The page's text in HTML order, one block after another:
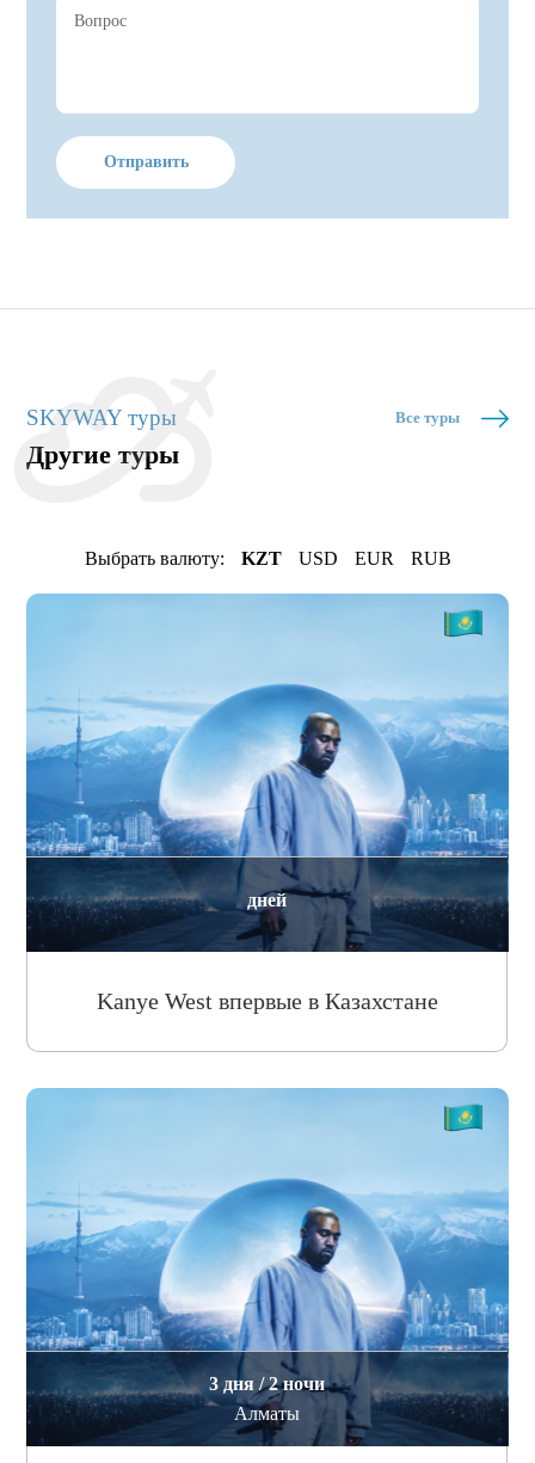
Отправить
SKYWAY туры Все туры
Другие туры
Выбрать валюту: KZT USD EUR RUB
дней
Kanye West впервые в Казахстане
3 дня / 2 ночи
Алматы